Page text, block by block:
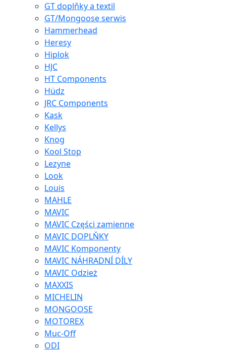
GT doplňky a textil
GT/Mongoose serwis
Hammerhead
Heresy
Hiplok
HJC
HT Components
Hüdz
JRC Components
Kask
Kellys
Knog
Kool Stop
Lezyne
Look
Louis
MAHLE
MAVIC
MAVIC Części zamienne
MAVIC DOPLŇKY
MAVIC Komponenty
MAVIC NÁHRADNÍ DÍLY
MAVIC Odzież
MAXXIS
MICHELIN
MONGOOSE
MOTOREX
Muc-Off
ODI